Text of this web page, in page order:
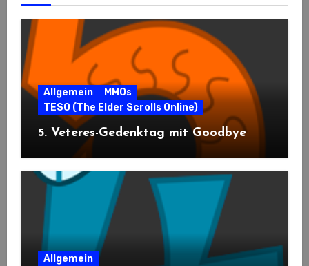
Allgemein
MMOs
TESO (The Elder Scrolls Online)
5. Veteres-Gedenktag mit Goodbye
Allgemein